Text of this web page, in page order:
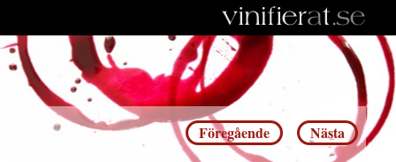
Inläggsnavigering
Föregående Nästa